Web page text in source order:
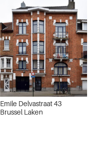
Emile Delvastraat 43
Brussel Laken